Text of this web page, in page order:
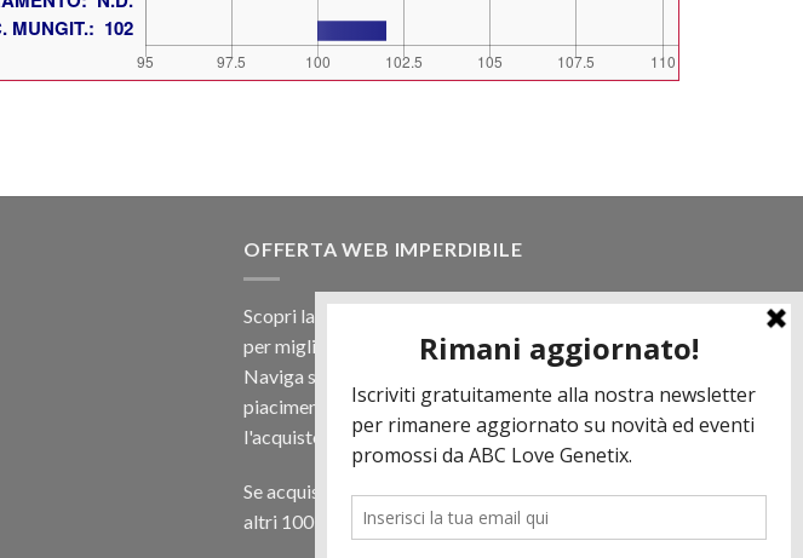
OFFERTA WEB IMPERDIBILE
Scopri la nostra offerta web! Un prezzo mai visto,
per migliaia di prodotti.
Naviga sul sito e scegli il tuo toro filtrando a
piacimento e scopri quanto può essere vantaggioso
l'acquisto online.
Se acquisti almeno 500€ di prodotti in regalo per te
altri 100 € in Tori. Contattaci per più informazioni.